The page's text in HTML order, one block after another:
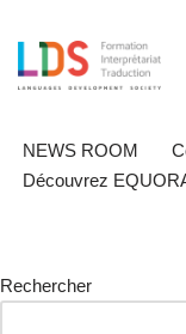
au
NEWS ROOM
Découvrez
Rechercher